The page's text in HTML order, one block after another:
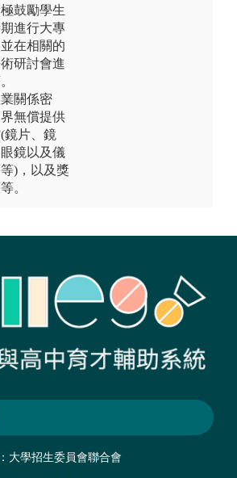
鼓勵學生
進行大專
在相關的
研討會進
關係密
無償提供
鏡片、鏡
鏡以及儀
)，以及獎
。
大學招生委員會聯合會